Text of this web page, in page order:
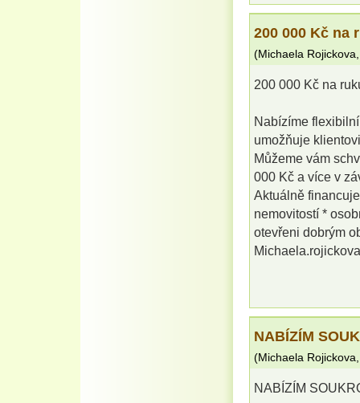
200 000 Kč na
(Michaela Rojickova
200 000 Kč na
Nabízíme
umožňuje
Můžeme vám
000 Kč a více v
Aktuálně
nemovitostí *
otevřeni dobrým
NABÍZÍM
(Michaela Rojickova
NABÍZÍM